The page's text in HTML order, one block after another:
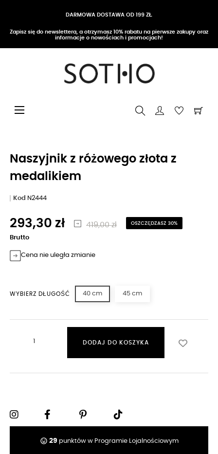
DARMOWA DOSTAWA OD 199 ZŁ
Zapisz się do newslettera, a otrzymasz 10% rabatu na pierwsze zakupy oraz
informacje o nowościach i promocjach!
Przełącz nawigację
☰
Naszyjnik z różowego złota z
medalikiem
Kod N2444
293,30 zł 419,00 zł OSZCZĘDZASZ 30%
Brutto
Cena nie uległa zmianie
WYBIERZ DŁUGOŚĆ 40 cm 45 cm
DODAJ DO KOSZYKA
tag_faces 29 punktów w Programie Lojalnościowym